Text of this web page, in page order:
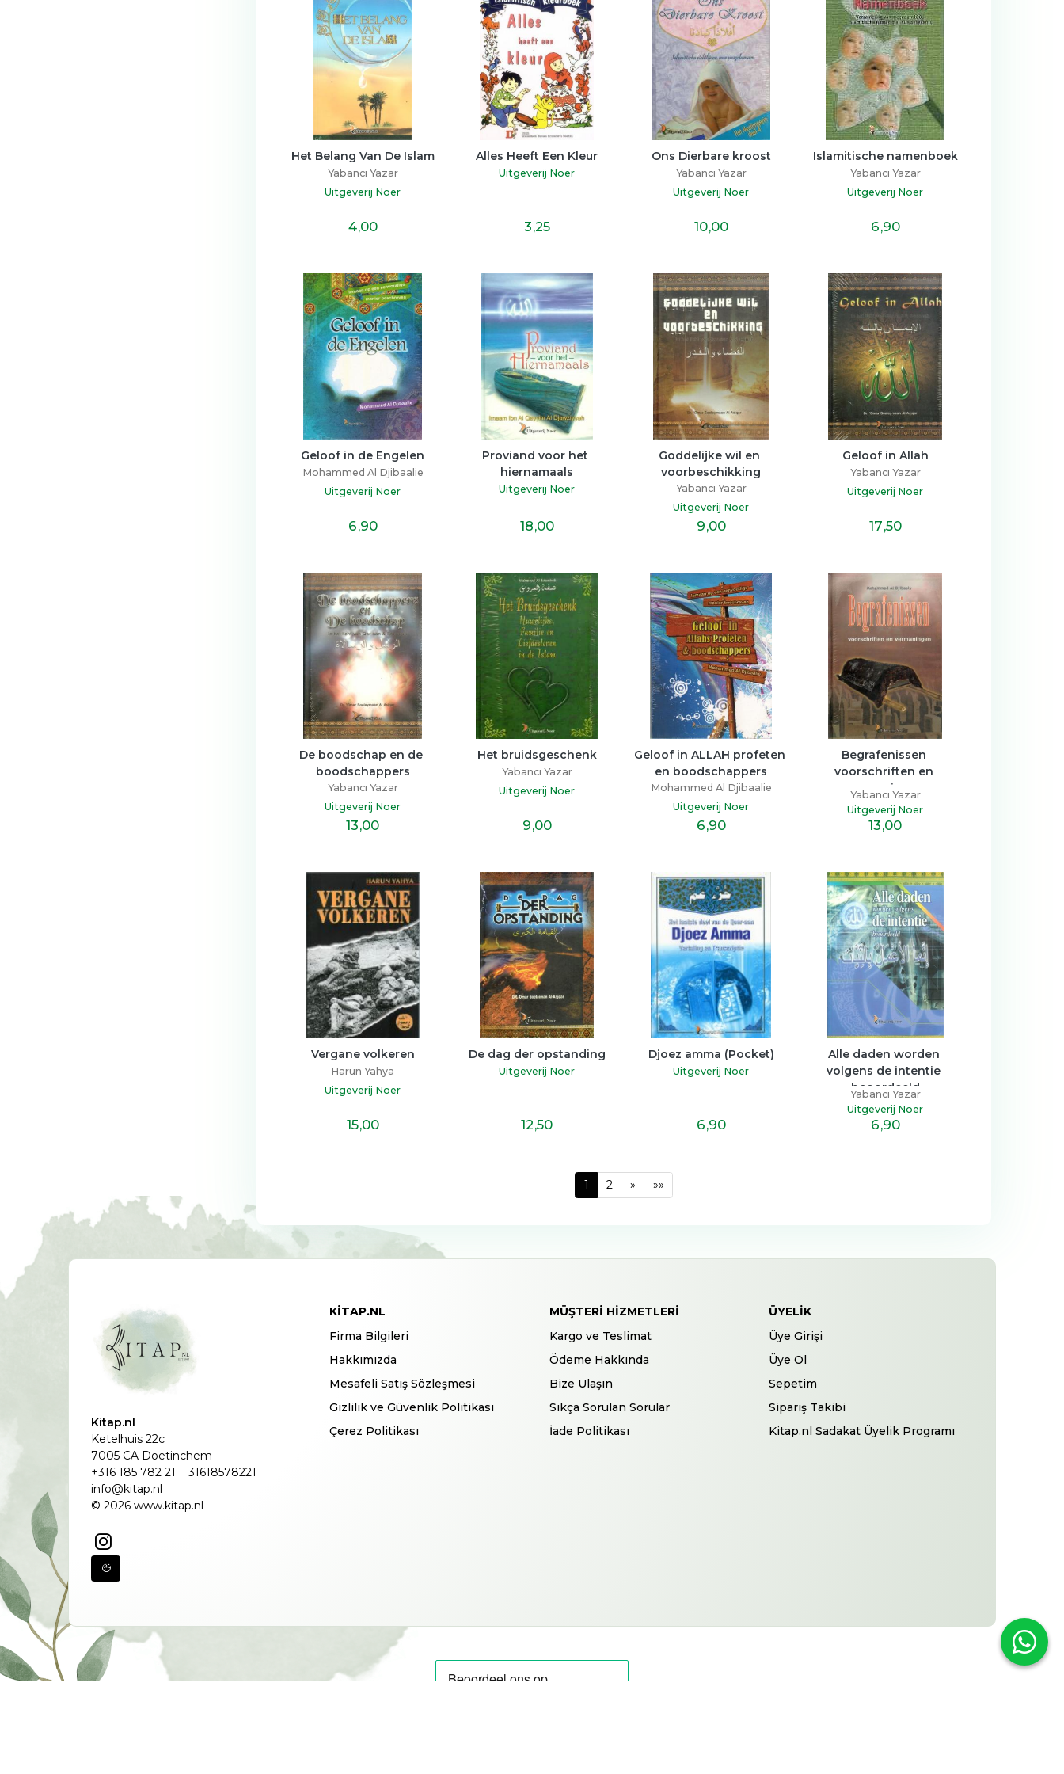
Het Belang Van De Islam
Yabancı Yazar
Uitgeverij Noer
4,00
Alles Heeft Een Kleur
Uitgeverij Noer
3,25
Ons Dierbare kroost
Yabancı Yazar
Uitgeverij Noer
10,00
Islamitische namenboek
Yabancı Yazar
Uitgeverij Noer
6,90
Geloof in de Engelen
Mohammed Al Djibaalie
Uitgeverij Noer
6,90
Proviand voor het
hiernamaals
Uitgeverij Noer
18,00
Goddelijke wil en
voorbeschikking
Yabancı Yazar
Uitgeverij Noer
9,00
Geloof in Allah
Yabancı Yazar
Uitgeverij Noer
17,50
De boodschap en de
boodschappers
Yabancı Yazar
Uitgeverij Noer
13,00
Het bruidsgeschenk
Yabancı Yazar
Uitgeverij Noer
9,00
Geloof in ALLAH profeten
en boodschappers
Mohammed Al Djibaalie
Uitgeverij Noer
6,90
Begrafenissen
voorschriften en
vermaningen
Yabancı Yazar
Uitgeverij Noer
13,00
Vergane volkeren
Harun Yahya
Uitgeverij Noer
15,00
De dag der opstanding
Uitgeverij Noer
12,50
Djoez amma (Pocket)
Uitgeverij Noer
6,90
Alle daden worden
volgens de intentie
beoordeeld
Yabancı Yazar
Uitgeverij Noer
6,90
1 2 » »»
Kitap.nl
Ketelhuis 22c
7005 CA Doetinchem
+316 185 782 21
31618578221
info@kitap.nl
© 2026 www.kitap.nl
KITAP.NL
Firma Bilgileri
Hakkımızda
Mesafeli Satış Sözleşmesi
Gizlilik ve Güvenlik Politikası
Çerez Politikası
MÜŞTERI HIZMETLERI
Kargo ve Teslimat
Ödeme Hakkında
Bize Ulaşın
Sıkça Sorulan Sorular
İade Politikası
ÜYELIK
Üye Girişi
Üye Ol
Sepetim
Sipariş Takibi
Kitap.nl Sadakat Üyelik Programı